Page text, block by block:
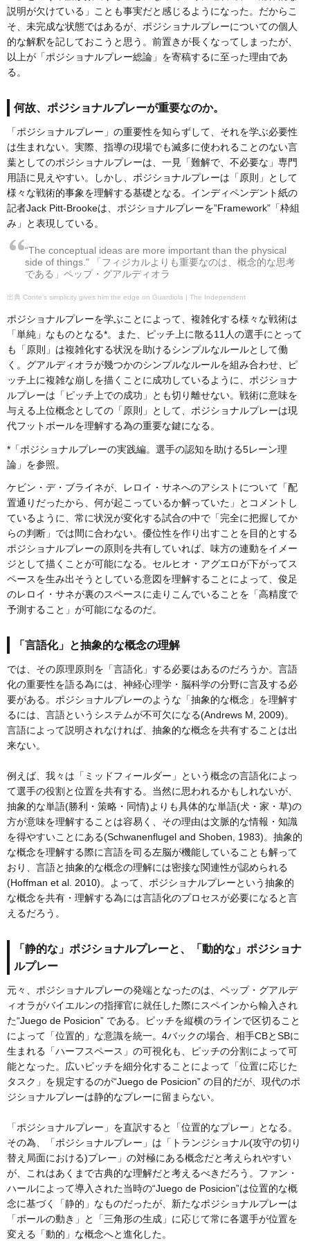
説明が欠けている」ことも事実だと感じるようになった。だからこ
そ、未完成な状態ではあるが、ポジショナルプレーについての個人
的な解釈を記しておこうと思う。前置きが長くなってしまったが、
以上が「ポジショナルプレー総論」を寄稿するに至った理由であ
る。
何故、ポジショナルプレーが重要なのか。
「ポジショナルプレー」の重要性を知らずして、それを学ぶ必要性
は生まれない。実際、指導の現場でも滅多に使われることのない言
葉としてのポジショナルプレーは、一見「難解で、不必要な」専門
用語に見えやすい。しかし、ポジショナルプレーは「原則」として
様々な戦術的事象を理解する基礎となる。インディペンデント紙の
記者Jack Pitt-Brookeは、ポジショナルプレーを”Framework”「枠組
み」と表現している。
“The conceptual ideas are more important than the physical
side of things." 「フィジカルよりも重要なのは、概念的な思考
である」ペップ・グアルディオラ
Conte’s simplicity gives him the edge on Guardiola | The Independent
ポジショナルプレーを学ぶことによって、複雑化する様々な戦術は
「単純」なものとなる*。また、ピッチ上に散る11人の選手にとって
も「原則」は複雑化する状況を助けるシンプルなルールとして働
く。グアルディオラが幾つかのシンプルなルールを組み合わせ、ピ
ッチ上に複雑な崩しを描くことに成功しているように、ポジショナ
ルプレーは「ピッチ上での成功」とも切り離せない。戦術に意味を
与える上位概念としての「原則」として、ポジショナルプレーは現
代フットボールを理解する為の重要な鍵になる。
*「ポジショナルプレーの実践編。選手の認知を助ける5レーン理
論」を参照。
ケビン・デ・ブライネが、レロイ・サネへのアシストについて「配
置通りだったから、何が起こっているか解っていた」とコメントし
ているように、常に状況が変化する試合の中で「完全に把握してか
らの判断」では間に合わない。優位性を作り出すことを目的とする
ポジショナルプレーの原則を共有していれば、味方の連動をイメー
ジとして描くことが可能になる。セルヒオ・アグエロが下がってス
ペースを生み出そうとしている意図を理解することによって、俊足
のレロイ・サネが裏のスペースに走りこんでいることを「高精度で
予測すること」が可能になるのだ。
「言語化」と抽象的な概念の理解
では、その原理原則を「言語化」する必要はあるのだろうか。言語
化の重要性を語る為には、神経心理学・脳科学の分野に言及する必
要がある。ポジショナルプレーのような「抽象的な概念」を理解す
るには、言語というシステムが不可欠になる(Andrews M, 2009)。
言語によって説明されなければ、抽象的な概念を共有することは出
来ない。
例えば、我々は「ミッドフィールダー」という概念の言語化によっ
て選手の役割と位置を共有する。当然に思われるかもしれないが、
抽象的な単語(勝利・策略・同情)よりも具体的な単語(犬・家・草)の
方が意味を理解することは容易く、その理由は文脈的な情報・知識
を得やすいことにある(Schwanenflugel and Shoben, 1983)。抽象的
な概念を理解する際に言語を司る左脳が機能していることも解って
おり、言語と抽象的な概念の理解には密接な関連性が認められる
(Hoffman et al. 2010)。よって、ポジショナルプレーという抽象的
な概念を共有・理解する為には言語化のプロセスが必要になると言
えるだろう。
「静的な」ポジショナルプレーと、「動的な」ポジショナ
ルプレー
元々、ポジショナルプレーの発端となったのは、ペップ・グアルデ
ィオラがバイエルンの指揮官に就任した際にスペインから輸入され
た“Juego de Posicion” である。ピッチを縦横のラインで区切ること
によって「位置的」な意識を統一。4バックの場合、相手CBとSBに
生まれる「ハーフスペース」の可視化も、ピッチの分割によって可
能となった。広いピッチを細分化することによって「位置に応じた
タスク」を規定するのが“Juego de Posicion” の目的だが、現代のポ
ジショナルプレーは静的なプレーに留まらない。
「ポジショナルプレー」を直訳すると「位置的なプレー」となる。
その為、「ポジショナルプレー」は「トランジショナル(攻守の切り
替え局面における)プレー」の対極にある概念だと考えられやすい
が、これはあくまで古典的な理解だと考えるべきだろう。ファン・
ハールによって導入された当時の“Juego de Posicion”は位置的な概
念に基づく「静的」なものだったが、新たなポジショナルプレーは
「ボールの動き」と「三角形の生成」に応じて常に各選手が位置を
変える「動的」な概念へと進化した。